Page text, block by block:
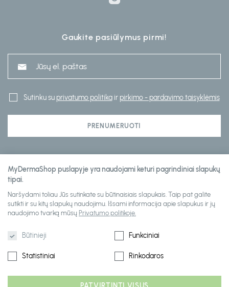
Klientų aptarnavimas
Informacija
Gaukite pasiūlymus pirmi!
Sutinku su privatumo politikair pirkimo - pardavimo taisyklėmis
PRENUMERUOTI
MyDermaShop puslapyje yra naudojami keturi pagrindiniai slapukų
tipai.
Naršydami toliau Jūs sutinkate su būtinaisiais slapukais. Taip pat galite
sutikti ir su kitų slapukų naudojimu. Išsami informacija apie slapukus ir jų
naudojimo tvarką mūsų Privatumo politikoje.
Būtinieji Funkciniai
Statistiniai Rinkodaros